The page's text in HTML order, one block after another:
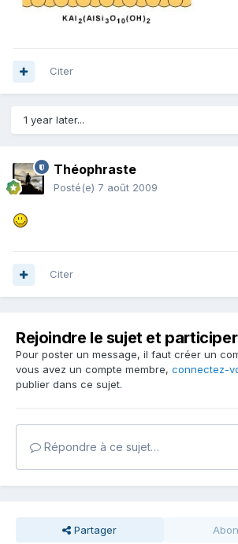
Citer
1 year later...
Théophraste
Posté(e) 7 août 2009
Citer
Rejoindre le sujet et participer
Pour poster un message, il faut créer un
vous avez un compte membre, connectez-
publier dans ce sujet.
Répondre à ce sujet…
Partager